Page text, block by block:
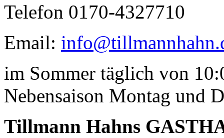
Geheimnisse, die
Ein Potpourri professioneller Rezepte.
Für Liebhaber der einfachen und
regionalen Küche. Nachkochbar, aber
immer mit der besonderen Note.
Telefon 0170-4327710
Email:
im Sommer täglich von
Nebensaison Montag und
Tillmann Hahns